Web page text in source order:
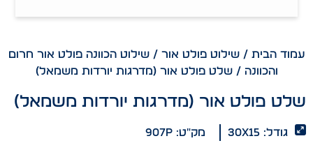
עמוד הבית/ שילוט פולט אור/ שילוט הכוונה פולט אור חרום
והכוונה/ שלט פולט אור (מדרגות יורדות משמאל)
שלט פולט אור (מדרגות יורדות משמאל)
גודל: 30x15 מק"ט: 907p